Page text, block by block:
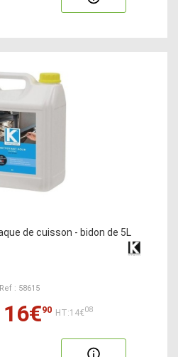
de cuisson - bidon de 5L
Ref : 58615
16€90 HT:14€08